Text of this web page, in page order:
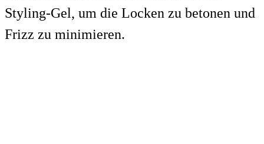
Styling-Gel, um die Locken zu betonen und
Frizz zu minimieren.